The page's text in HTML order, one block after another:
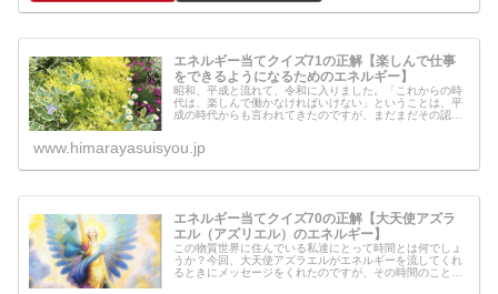
エネルギー当てクイズ71の正解【楽しんで仕事
をできるようになるためのエネルギー】
昭和、平成と流れて、令和に入りました。「これからの時
代は、楽しんで働かなければいけない」ということは、平
成の時代からも言われてきたのですが、まだまだその認識
www.himarayasuisyou.jp
エネルギー当てクイズ70の正解【大天使アズラ
エル（アズリエル）のエネルギー】
この物質世界に住んでいる私達にとって時間とは何でしょ
うか？今回、大天使アズラエルがエネルギーを流してくれ
るときにメッセージをくれたのですが、その時間のことに